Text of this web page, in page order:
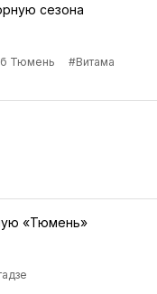
сезона
Тюмень
#Витама
«Тюмень»